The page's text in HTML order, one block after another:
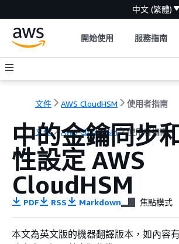
中文 (繁體)
開始使用 服務指南
文件 AWS CloudHSM 使用者指南
文件 AWS CloudHSM 使用者指南
中的金鑰同步
性設定 AWS
CloudHSM
PDF RSS Markdown 焦點模式
本文為英文版的機器翻譯版本，如內容